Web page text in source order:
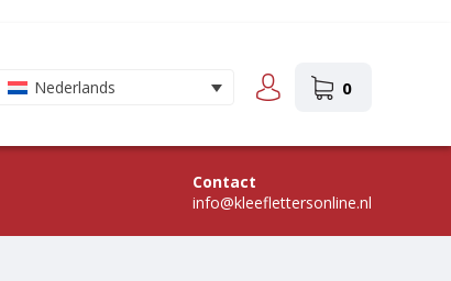
Nederlands 0
Contact
info@kleeflettersonline.nl